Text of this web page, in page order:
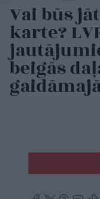
Vai būs
karte?
beigās